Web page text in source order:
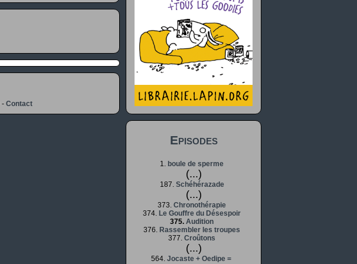
- Contact
Episodes
1. boule de sperme
(...)
187. Schéhérazade
(...)
373. Chronothérapie
374. Le Gouffre du Désespoir
375. Audition
376. Rassembler les troupes
377. Croûtons
(...)
564. Jocaste + Oedipe =